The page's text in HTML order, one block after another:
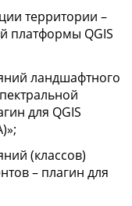
территории –
платформы QGIS
ландшафтного
для QGIS
(классов)
– плагин для